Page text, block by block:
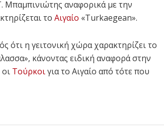
Μπαμπινιώτης αναφορικά με την
το Αιγαίο «Turkaegean».
ότι η γειτονική χώρα χαρακτηρίζει το
κάνοντας ειδική αναφορά στην
Τούρκοιγια το Αιγαίο από τότε που